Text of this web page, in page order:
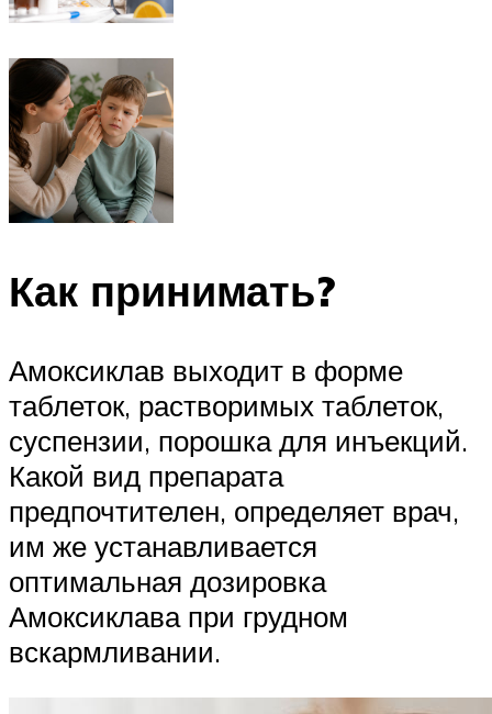
Как принимать?
Амоксиклав выходит в форме
таблеток, растворимых таблеток,
суспензии, порошка для инъекций.
Какой вид препарата
предпочтителен, определяет врач,
им же устанавливается
оптимальная дозировка
Амоксиклава при грудном
вскармливании.